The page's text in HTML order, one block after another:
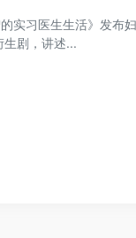
实习医生生活》发布
生剧，讲述...